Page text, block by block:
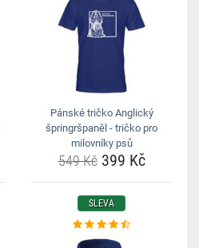
Pánské tričko Anglický
špringršpaněl - tričko pro
milovníky psů
549 Kč399 Kč
SLEVA